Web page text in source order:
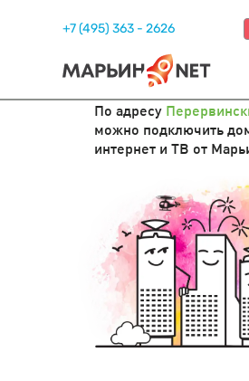
+7 (495) 363 - 2626
По адресу
можно подключить
интернет и ТВ от